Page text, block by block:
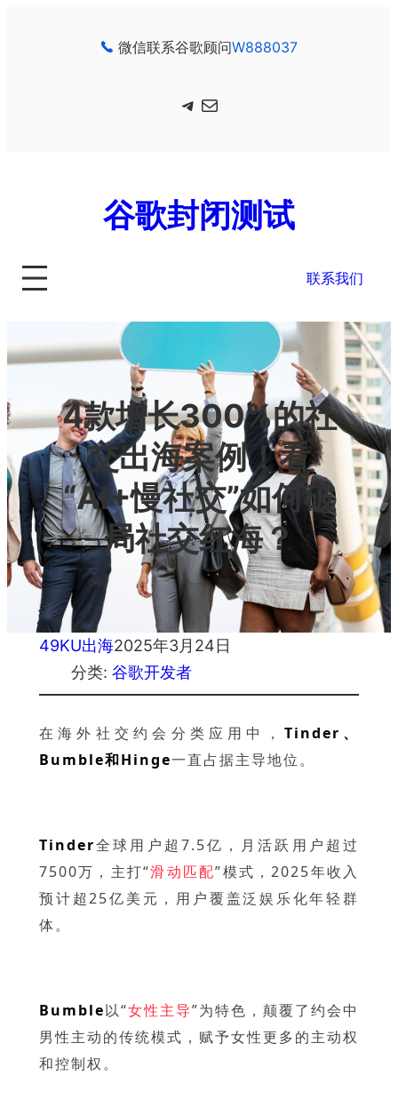
微信联系谷歌顾问W888037
Telegram 电子邮件
谷歌封闭测试
联系我们
4款增长300%的社
交出海案例！看
“AI+慢社交”如何破
局社交红海？
49KU出海2025年3月24日
分类: 谷歌开发者
在海外社交约会分类应用中， Tinder、
Bumble和Hinge一直占据主导地位。
Tinder全球用户超7.5亿，月活跃用户超过
7500万，主打“滑动匹配”模式，2025年收入
预计超25亿美元，用户覆盖泛娱乐化年轻群
体。
Bumble以“女性主导”为特色，颠覆了约会中
男性主动的传统模式，赋予女性更多的主动权
和控制权。